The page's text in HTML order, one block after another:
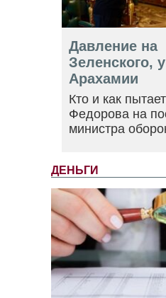
Давление на
Зеленского,
Арахамии
Кто и как
Федорова на
министра
ДЕНЬГИ